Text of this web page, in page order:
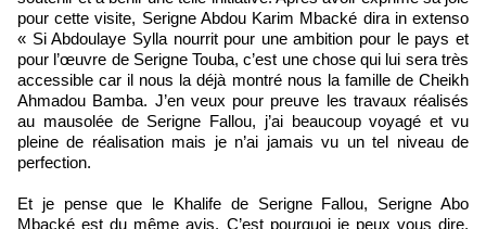
pour cette visite, Serigne Abdou Karim Mbacké dira in extenso
« Si Abdoulaye Sylla nourrit pour une ambition pour le pays et
pour l’œuvre de Serigne Touba, c’est une chose qui lui sera très
accessible car il nous la déjà montré nous la famille de Cheikh
Ahmadou Bamba. J’en veux pour preuve les travaux réalisés
au mausolée de Serigne Fallou, j’ai beaucoup voyagé et vu
pleine de réalisation mais je n’ai jamais vu un tel niveau de
perfection.
Et je pense que le Khalife de Serigne Fallou, Serigne Abo
Mbacké est du même avis. C’est pourquoi je peux vous dire,